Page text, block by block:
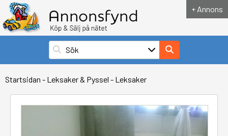
+ Annons
Startsidan - Leksaker & Pyssel - Leksaker